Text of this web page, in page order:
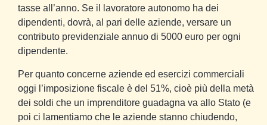
tasse all’anno. Se il lavoratore autonomo ha dei
dipendenti, dovrà, al pari delle aziende, versare un
contributo previdenziale annuo di 5000 euro per ogni
dipendente.
Per quanto concerne aziende ed esercizi commerciali
oggi l’imposizione fiscale è del 51%, cioè più della metà
dei soldi che un imprenditore guadagna va allo Stato (e
poi ci lamentiamo che le aziende stanno chiudendo,